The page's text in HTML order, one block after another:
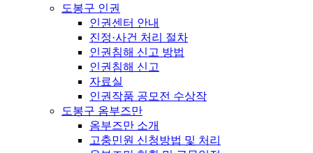
도봉구 인권
인권센터 안내
진정·사건 처리 절차
인권침해 신고 방법
인권침해 신고
자료실
인권작품 공모전 수상작
도봉구 옴부즈만
옴부즈만 소개
고충민원 신청방법 및 처리